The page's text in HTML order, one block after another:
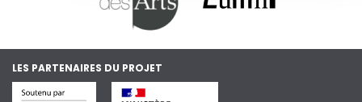
LES PARTENAIRES DU PROJET